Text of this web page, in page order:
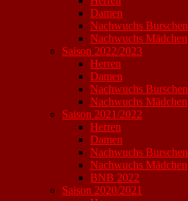
Damen
Nachwuchs Burschen
Nachwuchs Mädchen
Saison 2022/2023
Herren
Damen
Nachwuchs Burschen
Nachwuchs Mädchen
Saison 2021/2022
Herren
Damen
Nachwuchs Burschen
Nachwuchs Mädchen
BNB 2022
Saison 2020/2021